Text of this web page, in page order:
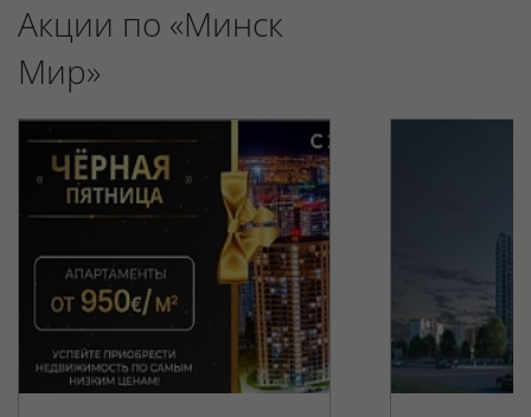
Акции по «Минск
Мир»